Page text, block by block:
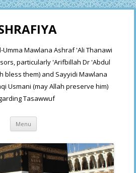
Umma Mawlana Ashraf 'Ali Thanawi
particularly 'Arifbillah Dr 'Abdul
bless them) and Sayyidi Mawlana
Usmani (may Allah preserve him)
Tasawwuf
Menu Skip
content